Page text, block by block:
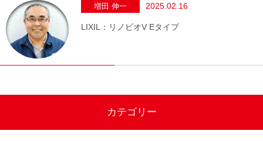
増田 伸一 2025.02.16
LIXIL：リノビオV Eタイプ
カテゴリー